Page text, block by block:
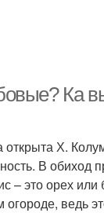
Ка
открыта Х.
В обиход
– это орех
огороде, ведь